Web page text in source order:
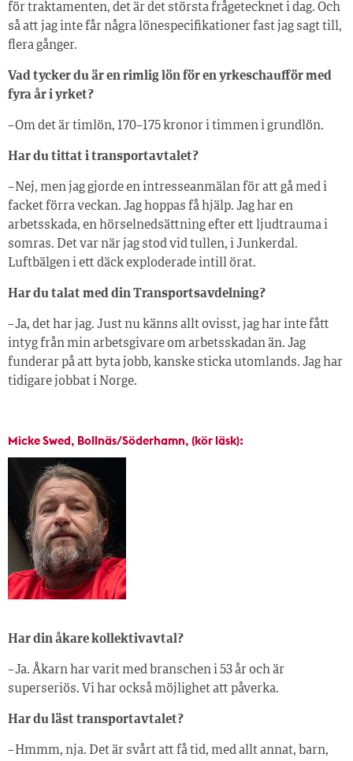
för traktamenten, det är det största frågetecknet i dag. Och
så att jag inte får några lönespecifikationer fast jag sagt till,
flera gånger.
Vad tycker du är en rimlig lön för en yrkeschaufför med
fyra år i yrket?
– Om det är timlön, 170–175 kronor i timmen i grundlön.
Har du tittat i transportavtalet?
– Nej, men jag gjorde en intresseanmälan för att gå med i
facket förra veckan. Jag hoppas få hjälp. Jag har en
arbetsskada, en hörselnedsättning efter ett ljudtrauma i
somras. Det var när jag stod vid tullen, i Junkerdal.
Luftbälgen i ett däck exploderade intill örat.
Har du talat med din Transportsavdelning?
– Ja, det har jag. Just nu känns allt ovisst, jag har inte fått
intyg från min arbetsgivare om arbetsskadan än. Jag
funderar på att byta jobb, kanske sticka utomlands. Jag har
tidigare jobbat i Norge.
Micke Swed, Bollnäs/Söderhamn, (kör läsk):
Har din åkare kollektivavtal?
– Ja. Åkarn har varit med branschen i 53 år och är
superseriös. Vi har också möjlighet att påverka.
Har du läst transportavtalet?
– Hmmm, nja. Det är svårt att få tid, med allt annat, barn,